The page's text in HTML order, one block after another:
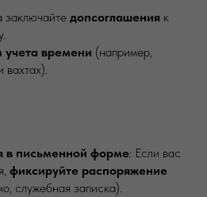
допсоглашения к
времени (например,
вахтах).
в письменной форме: Если вас
фиксируйте распоряжение
служебная записка).